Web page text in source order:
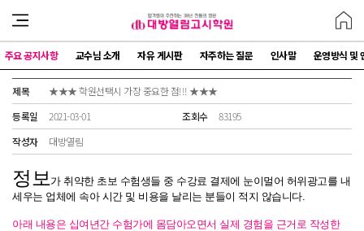
주요 공지사항 교수님 소개 자유 게시판 자주하는 질문 인사말 운영방식 및
제목
★★★ 학원선택시 가장 중요한 점!!! ★★★
등록일
2021-03-01 조회수
83195
작성자
대방열림
정보 가 취약한 초보 수험생들 중 수강료 결제에 눈이멀어 허위광고를 내
세우는 업체에 속아 시간 및 비용을 날리는 분들이 적지 않습니다.
아래 내용은 십여년간 수험가에 몸담아오면서 실제 경험을 근거로 작성한